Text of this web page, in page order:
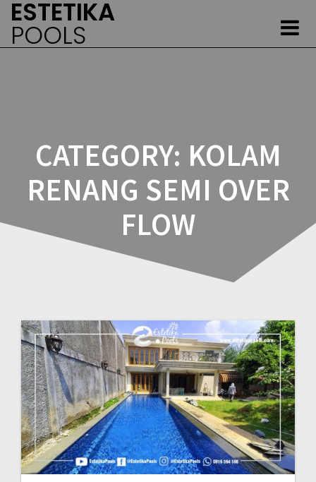
ESTETIKA
POOLS
CATEGORY: KOLAM
RENANG SEMI OVER
FLOW